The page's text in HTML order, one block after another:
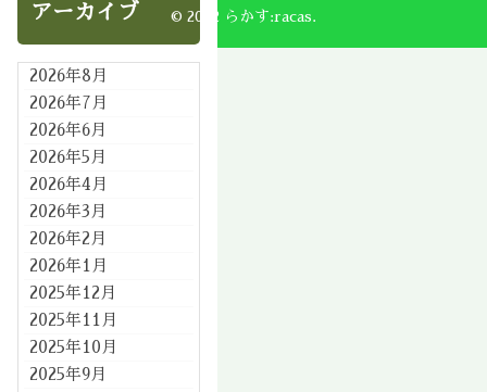
アーカイブ
2026年8月
2026年7月
2026年6月
2026年5月
2026年4月
2026年3月
2026年2月
2026年1月
2025年12月
2025年11月
2025年10月
2025年9月
© 2002 らかす:racas.